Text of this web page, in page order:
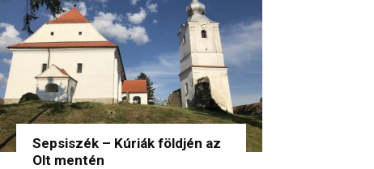
Sepsiszék – Kúriák földjén az
Olt mentén